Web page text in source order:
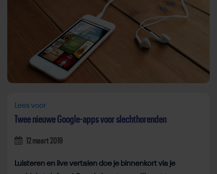
Lees voor
Twee nieuwe Google-apps voor slechthorenden
12 maart 2019
Luisteren en live vertalen doe je binnenkort via je